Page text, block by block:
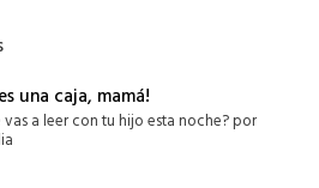
una caja, mamá!
vas a leer con tu hijo esta noche? por